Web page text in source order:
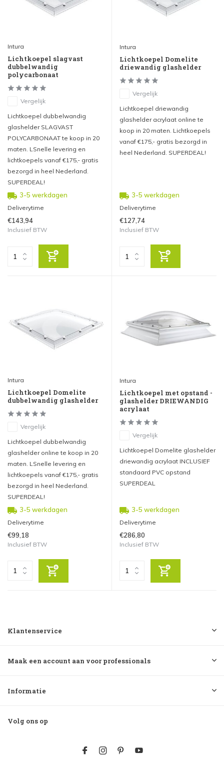
Intura
Lichtkoepel slagvast
dubbelwandig
polycarbonaat
Vergelijk
Lichtkoepel dubbelwandig
glashelder SLAGVAST
POLYCARBONAAT te koop in 20
maten. LSnelle levering en
lichtkoepels vanaf €175,- gratis
bezorgd in heel Nederland.
SUPERDEAL!
3-5 werkdagen
Deliverytime
€143,94
Inclusief BTW
Intura
Lichtkoepel Domelite
driewandig glashelder
Vergelijk
Lichtkoepel driewandig
glashelder acrylaat online te
koop in 20 maten. Lichtkoepels
vanaf €175,- gratis bezorgd in
heel Nederland. SUPERDEAL!
3-5 werkdagen
Deliverytime
€127,74
Inclusief BTW
Intura
Lichtkoepel Domelite
dubbelwandig glashelder
Vergelijk
Lichtkoepel dubbelwandig
glashelder online te koop in 20
maten. LSnelle levering en
lichtkoepels vanaf €175,- gratis
bezorgd in heel Nederland.
SUPERDEAL!
3-5 werkdagen
Deliverytime
€99,18
Inclusief BTW
Intura
Lichtkoepel met opstand -
glashelder DRIEWANDIG
acrylaat
Vergelijk
Lichtkoepel Domelite glashelder
driewandig acrylaat INCLUSIEF
standaard PVC opstand
SUPERDEAL
3-5 werkdagen
Deliverytime
€286,80
Inclusief BTW
Klantenservice
Maak een account aan voor professionals
Informatie
Volg ons op